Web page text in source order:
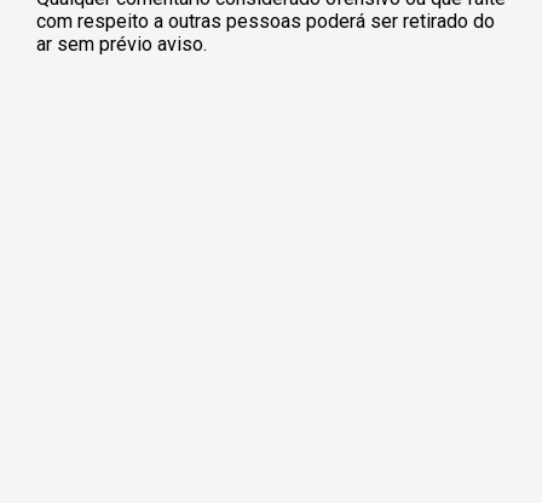
com respeito a outras pessoas poderá ser retirado do
ar sem prévio aviso.